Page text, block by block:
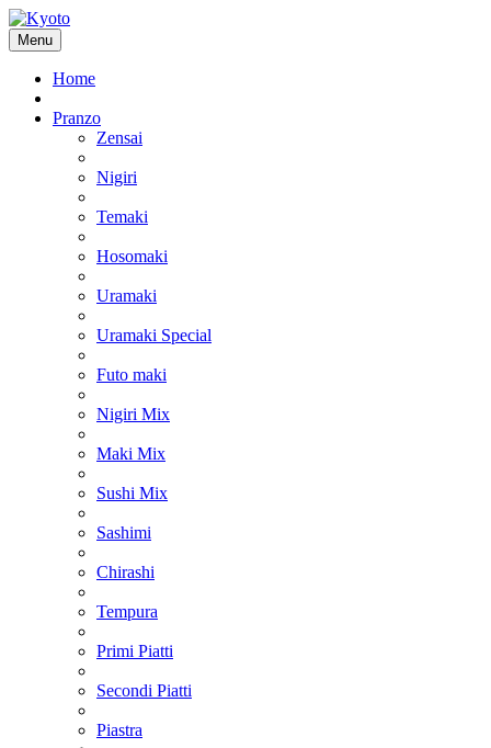
Menu
Home
Pranzo
Zensai
Nigiri
Temaki
Hosomaki
Uramaki
Uramaki Special
Futo maki
Nigiri Mix
Maki Mix
Sushi Mix
Sashimi
Chirashi
Tempura
Primi Piatti
Secondi Piatti
Piastra